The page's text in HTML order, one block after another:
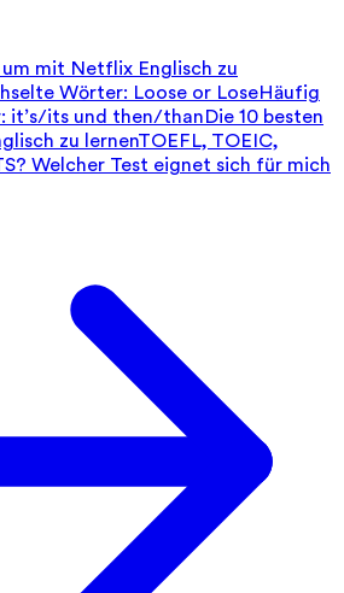
um mit Netflix Englisch zu
Wörter: Loose or LoseHäufig
it’s/its und then/thanDie 10 besten
zu lernenTOEFL, TOEIC,
Welcher Test eignet sich für mich